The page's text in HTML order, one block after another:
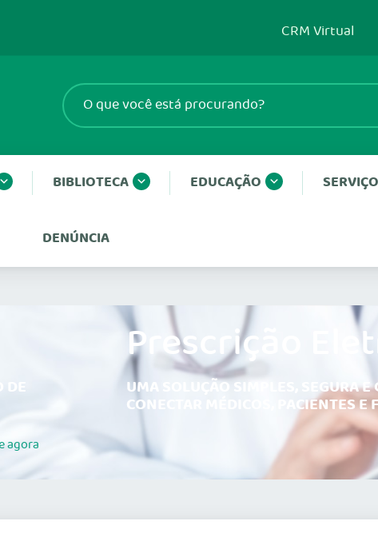
CRM Virtual
BIBLIOTECA EDUCAÇÃO
DENÚNCIA
DE
agora
Prescrição
UMA SOLUÇÃO SIMPLES, SEGURA E
CONECTAR MÉDICOS, PACIENTES E